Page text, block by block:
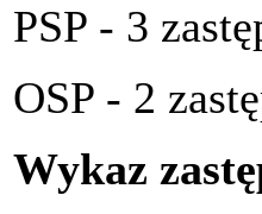
PSP - 3
OSP - 2
Wykaz